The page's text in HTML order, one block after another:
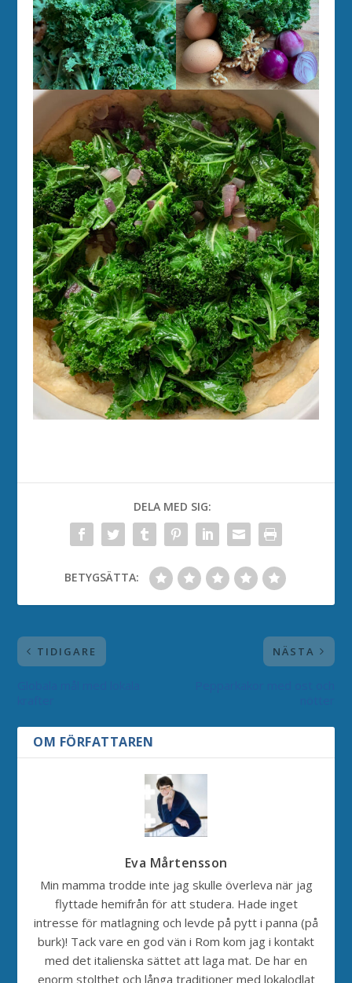
DELA MED SIG:
BETYGSÄTTA:
TIDIGARE NÄSTA
OM FÖRFATTAREN
Eva Mårtensson
Min mamma trodde inte jag skulle överleva när jag
flyttade hemifrån för att studera. Hade inget
intresse för matlagning och levde på pytt i panna (på
burk)! Tack vare en god vän i Rom kom jag i kontakt
med det italienska sättet att laga mat. De har en
enorm stolthet och långa traditioner med lokalodlat